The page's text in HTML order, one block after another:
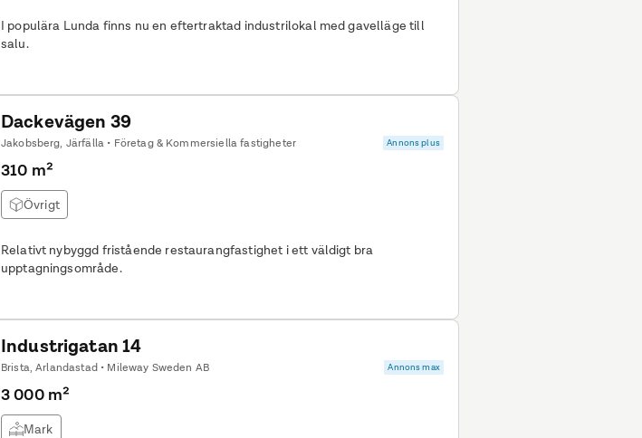
I populära Lunda finns nu en eftertraktad industrilokal med gavelläge till
salu.
Dackevägen 39
Jakobsberg, Järfälla • Företag & Kommersiella fastigheter Annons plus
310 m²
Övrigt
Relativt nybyggd fristående restaurangfastighet i ett väldigt bra
upptagningsområde.
Industrigatan 14
Brista, Arlandastad • Mileway Sweden AB Annons max
3 000 m²
Mark